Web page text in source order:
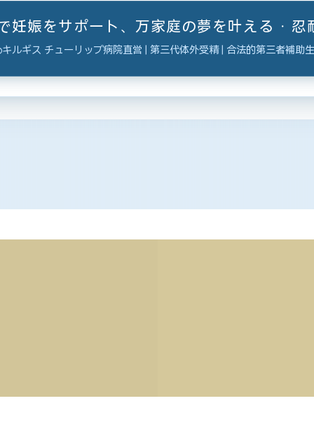
妊娠をサポート、万家庭の夢を叶える · 忍
キルギス チューリップ病院直営 | 第三代体外受精 | 合法的第三者補助